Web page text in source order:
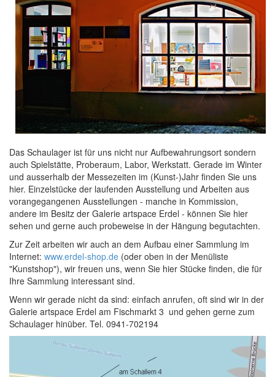
Das Schaulager ist für uns nicht nur Aufbewahrungsort sondern
auch Spielstätte, Proberaum, Labor, Werkstatt. Gerade im Winter
und ausserhalb der Messezeiten im (Kunst-)Jahr finden Sie uns
hier. Einzelstücke der laufenden Ausstellung und Arbeiten aus
vorangegangenen Ausstellungen - manche in Kommission,
andere im Besitz der Galerie artspace Erdel - können Sie hier
sehen und gerne auch probeweise in der Hängung begutachten.
Zur Zeit arbeiten wir auch an dem Aufbau einer Sammlung im
Internet: www.erdel-shop.de (oder oben in der Menüliste
"Kunstshop"), wir freuen uns, wenn Sie hier Stücke finden, die für
Ihre Sammlung interessant sind.
Wenn wir gerade nicht da sind: einfach anrufen, oft sind wir in der
Galerie artspace Erdel am Fischmarkt 3 und gehen gerne zum
Schaulager hinüber. Tel. 0941-702194